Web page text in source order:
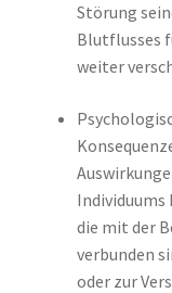
Störung
Blutflusses
weiter
Individuums
die mit der
verbunden
oder zur